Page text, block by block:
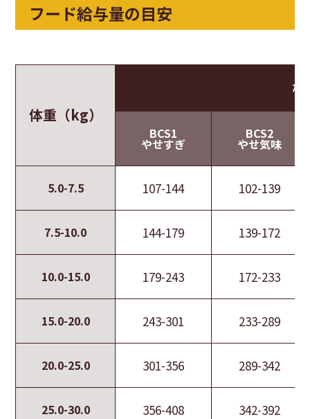
フード給与量の目安
体重（kg）
BCS1
やせすぎ
BCS2
やせ気味
5.0-7.5 107-144 102-139
7.5-10.0 144-179 139-172
10.0-15.0 179-243 172-233
15.0-20.0 243-301 233-289
20.0-25.0 301-356 289-342
25.0-30.0 356-408 342-392